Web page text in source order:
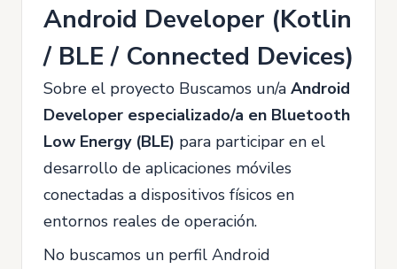
Android Developer (Kotlin
/ BLE / Connected Devices)
Sobre el proyecto Buscamos un/a Android
Developer especializado/a en Bluetooth
Low Energy (BLE) para participar en el
desarrollo de aplicaciones móviles
conectadas a dispositivos físicos en
entornos reales de operación.
No buscamos un perfil Android